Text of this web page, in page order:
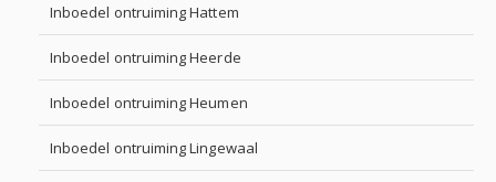
Inboedel ontruiming Hattem
Inboedel ontruiming Heerde
Inboedel ontruiming Heumen
Inboedel ontruiming Lingewaal